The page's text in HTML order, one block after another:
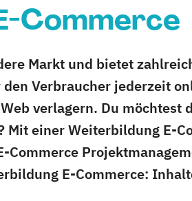
Commerce
Markt und bietet
Verbraucher jederzeit
verlagern. Du möchtest
einer Weiterbildung E-
E-Commerce: